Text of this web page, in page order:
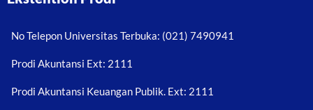
No Telepon Universitas Terbuka: (021) 7490941
Prodi Akuntansi Ext: 2111
Prodi Akuntansi Keuangan Publik. Ext: 2111